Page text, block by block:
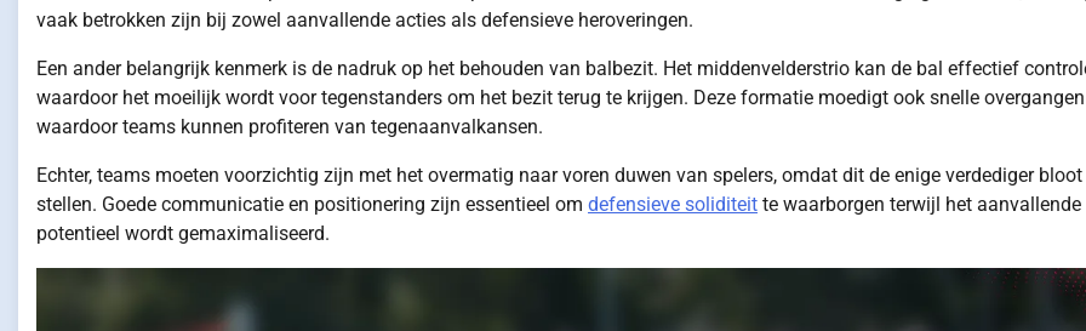
vaak betrokken zijn bij zowel aanvallende acties als defensieve heroveringen.
Een ander belangrijk kenmerk is de nadruk op het behouden van balbezit. Het middenvelderstrio kan de bal effectief
waardoor het moeilijk wordt voor tegenstanders om het bezit terug te krijgen. Deze formatie moedigt ook snelle
waardoor teams kunnen profiteren van tegenaanvalkansen.
Echter, teams moeten voorzichtig zijn met het overmatig naar voren duwen van spelers, omdat dit de enige verdediger bloot
stellen. Goede communicatie en positionering zijn essentieel om defensieve soliditeit te waarborgen terwijl het aanvallende
potentieel wordt gemaximaliseerd.